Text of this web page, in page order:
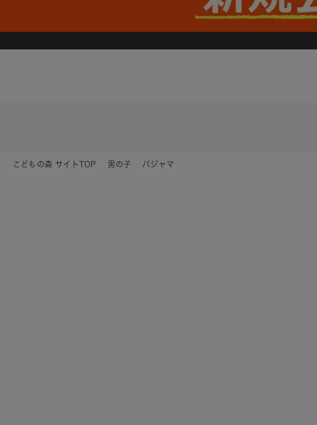
こどもの森 サイトTOP 男の子 パジャマ